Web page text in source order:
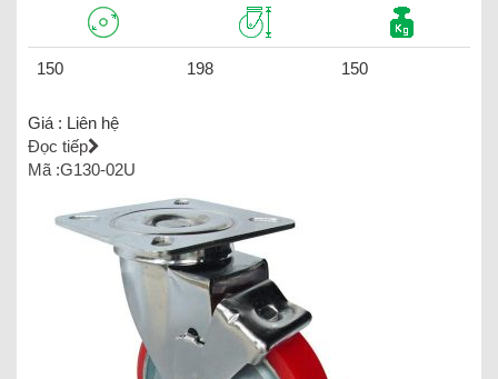
150 198 150
Giá : Liên hệ
Đọc tiếp
Mã :G130-02U